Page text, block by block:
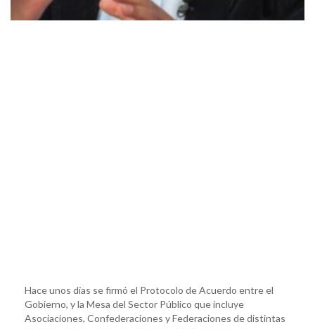
Hace unos días se firmó el Protocolo de Acuerdo entre el
Gobierno, y la Mesa del Sector Público que incluye
Asociaciones, Confederaciones y Federaciones de distintas